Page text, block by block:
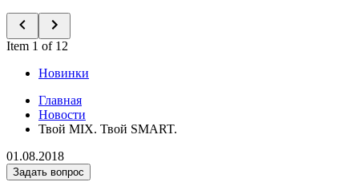
Item 1 of 12
Новинки
Главная
Новости
Твой MIX. Твой SMART.
01.08.2018
Задать вопрос